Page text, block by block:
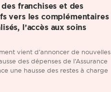
franchises et des
vers les complémentaires
l’accès aux soins
vient d’annoncer de nouvelles
des dépenses de l’Assurance
une hausse des restes à charge